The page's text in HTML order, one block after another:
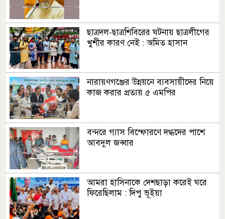
ছাত্রদল-ছাত্রশিবিরের ঘটনায় ছাত্রলীগের
খুশীর কারণ নেই : অমিত হাসান
নারায়ণগঞ্জের উন্নয়নে ব্যবসায়ীদের নিয়ে
কাজ করার প্রত্যয় ৫ এমপির
বন্দরে গ্যাস বিস্ফোরণে দগ্ধদের পাশে
আবদুল জব্বার
আমরা হাসিনাকে দেশছাড়া করেই ঘরে
ফিরেছিলাম : দিপু ভূইয়া